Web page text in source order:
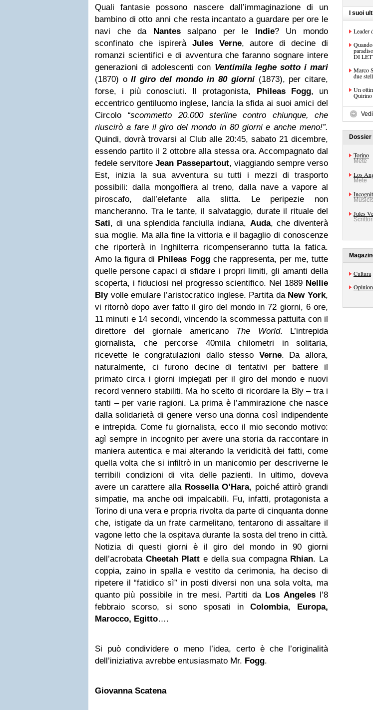
Quali fantasie possono nascere dall’immaginazione di un
bambino di otto anni che resta incantato a guardare per ore le
navi che da Nantessalpano per le Indie? Un mondo
sconfinato che ispirerà Jules Verne, autore di decine di
romanzi scientifici e di avventura che faranno sognare intere
generazioni di adolescenti con Ventimila leghe sotto i mari
(1870) oIl giro del mondo in 80 giorni(1873), per citare,
forse, i più conosciuti. Il protagonista, Phileas Fogg, un
eccentrico gentiluomo inglese, lancia la sfida ai suoi amici del
Circolo “scommetto 20.000 sterline contro chiunque, che
riuscirò a fare il giro del mondo in 80 giorni e anche meno!”.
Quindi, dovrà trovarsi al Club alle 20:45, sabato 21 dicembre,
essendo partito il 2 ottobre alla stessa ora. Accompagnato dal
fedele servitoreJean Passepartout, viaggiando sempre verso
Est, inizia la sua avventura su tutti i mezzi di trasporto
possibili: dalla mongolfiera al treno, dalla nave a vapore al
piroscafo, dall’elefante alla slitta. Le peripezie non
mancheranno. Tra le tante, il salvataggio, durate il rituale del
Sati, di una splendida fanciulla indiana, Auda, che diventerà
sua moglie. Ma alla fine la vittoria e il bagaglio di conoscenze
che riporterà in Inghilterra ricompenseranno tutta la fatica.
Amo la figura di Phileas Foggche rappresenta, per me, tutte
quelle persone capaci di sfidare i propri limiti, gli amanti della
scoperta, i fiduciosi nel progresso scientifico. Nel 1889 Nellie
Blyvolle emulare l’aristocratico inglese. Partita da New York,
vi ritornò dopo aver fatto il giro del mondo in 72 giorni, 6 ore,
11 minuti e 14 secondi, vincendo la scommessa pattuita con il
direttore del giornale americano The World. L’intrepida
giornalista, che percorse 40mila chilometri in solitaria,
ricevette le congratulazioni dallo stesso Verne. Da allora,
naturalmente, ci furono decine di tentativi per battere il
primato circa i giorni impiegati per il giro del mondo e nuovi
record vennero stabiliti. Ma ho scelto di ricordare la Bly – tra i
tanti – per varie ragioni. La prima è l’ammirazione che nasce
dalla solidarietà di genere verso una donna così indipendente
e intrepida. Come fu giornalista, ecco il mio secondo motivo:
agì sempre in incognito per avere una storia da raccontare in
maniera autentica e mai alterando la veridicità dei fatti, come
quella volta che si infiltrò in un manicomio per descriverne le
terribili condizioni di vita delle pazienti. In ultimo, doveva
avere un carattere alla Rossella O’Hara, poiché attirò grandi
simpatie, ma anche odi impalcabili. Fu, infatti, protagonista a
Torino di una vera e propria rivolta da parte di cinquanta donne
che, istigate da un frate carmelitano, tentarono di assaltare il
vagone letto che la ospitava durante la sosta del treno in città.
Notizia di questi giorni è il giro del mondo in 90 giorni
dell’acrobata Cheetah Platt e della sua compagna Rhian. La
coppia, zaino in spalla e vestito da cerimonia, ha deciso di
ripetere il “fatidico sì” in posti diversi non una sola volta, ma
quanto più possibile in tre mesi. Partiti da Los Angelesl’8
febbraio scorso, si sono sposati in Colombia, Europa,
Marocco, Egitto….
Si può condividere o meno l’idea, certo è che l’originalità
dell’iniziativa avrebbe entusiasmato Mr. Fogg.
Giovanna Scatena
I suoi
Leader
DI
Marco
due
Un
Quirino
Dossier
Torino
Mete
Los
Mete
Jules
Scrittori
Cultura